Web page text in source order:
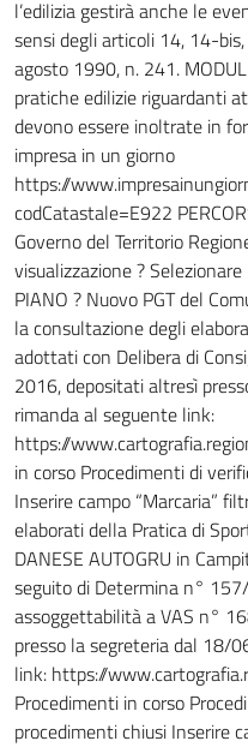
l’edilizia gestirà anche le
sensi degli articoli 14, 14-
agosto 1990, n. 241.
pratiche edilizie riguardanti
devono essere inoltrate in
impresa in un giorno
https://
codCatastale=E922
Governo del Territorio
visualizzazione ? Selezionare
PIANO ? Nuovo PGT del
la consultazione degli
adottati con Delibera di
2016, depositati altresì
rimanda al seguente link:
https://
in corso Procedimenti di
Inserire campo “Marcaria”
elaborati della Pratica di
DANESE AUTOGRU in
seguito di Determina n°
assoggettabilità a VAS n°
presso la segreteria dal 18/
link: https://
Procedimenti in corso
procedimenti chiusi Inserire